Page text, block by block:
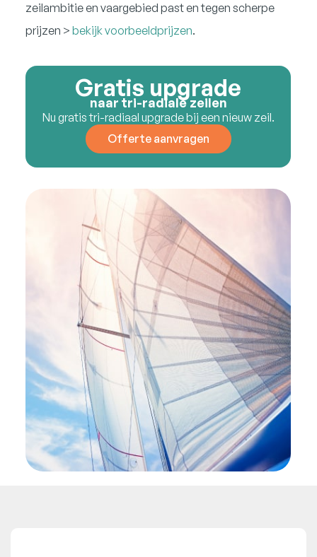
zeilambitie en vaargebied past en tegen scherpe
prijzen > bekijk voorbeeldprijzen.
Gratis upgrade
naar tri-radiale zeilen
Nu gratis tri-radiaal upgrade bij een nieuw zeil.
Offerte aanvragen